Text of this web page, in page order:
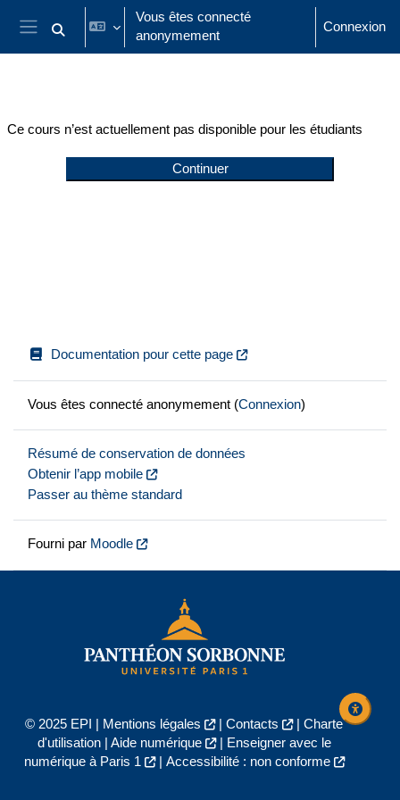
Passer au contenu principal
Panneau latéral
Activer/désactiver la saisie de recherche
Vous êtes connecté
anonymement
Connexion
Ce cours n’est actuellement pas disponible pour les étudiants
Continuer
Documentation pour cette page
Vous êtes connecté anonymement (Connexion)
Résumé de conservation de données
Obtenir l’app mobile
Passer au thème standard
Fourni par Moodle
© 2025 EPI | Mentions légales | Contacts | Charte
d'utilisation| Aide numérique |
Enseigner avec le
numérique à Paris 1
| Accessibilité : non conforme